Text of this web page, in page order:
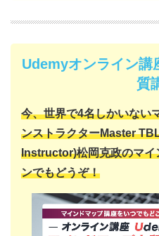
Udemyオンライン講
質
今、世界で4名しかいない
ンストラクターMaster
Instructor)松岡克政のマイ
ンでもどうぞ！